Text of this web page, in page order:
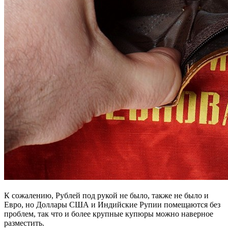
К сожалению, Рублей под рукой не было, также не было и
Евро, но Доллары США и Индийские Рупии помещаются без
проблем, так что и более крупные купюры можно наверное
разместить.